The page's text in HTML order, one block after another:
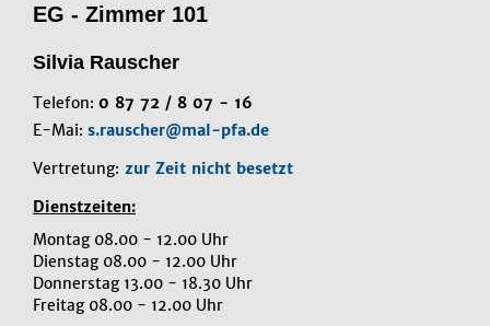
EG - Zimmer 101
Silvia Rauscher
Telefon: 0 87 72 / 8 07 - 16
E-Mai: s.rauscher@mal-pfa.de
Vertretung: zur Zeit nicht besetzt
Dienstzeiten:
Montag 08.00 - 12.00 Uhr
Dienstag 08.00 - 12.00 Uhr
Donnerstag 13.00 - 18.30 Uhr
Freitag 08.00 - 12.00 Uhr